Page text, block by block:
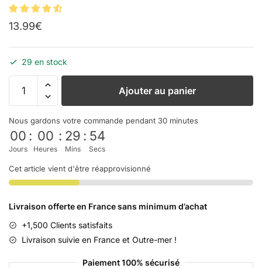
13.99€
29 en stock
Ajouter au panier
Nous gardons votre commande pendant 30 minutes
00
Jours
: 00
Heures
: 29
Mins
: 54
Secs
Cet article vient d'être réapprovisionné
Livraison offerte en France sans minimum d’achat
+1,500 Clients satisfaits
Livraison suivie en France et Outre-mer !
Paiement 100% sécurisé